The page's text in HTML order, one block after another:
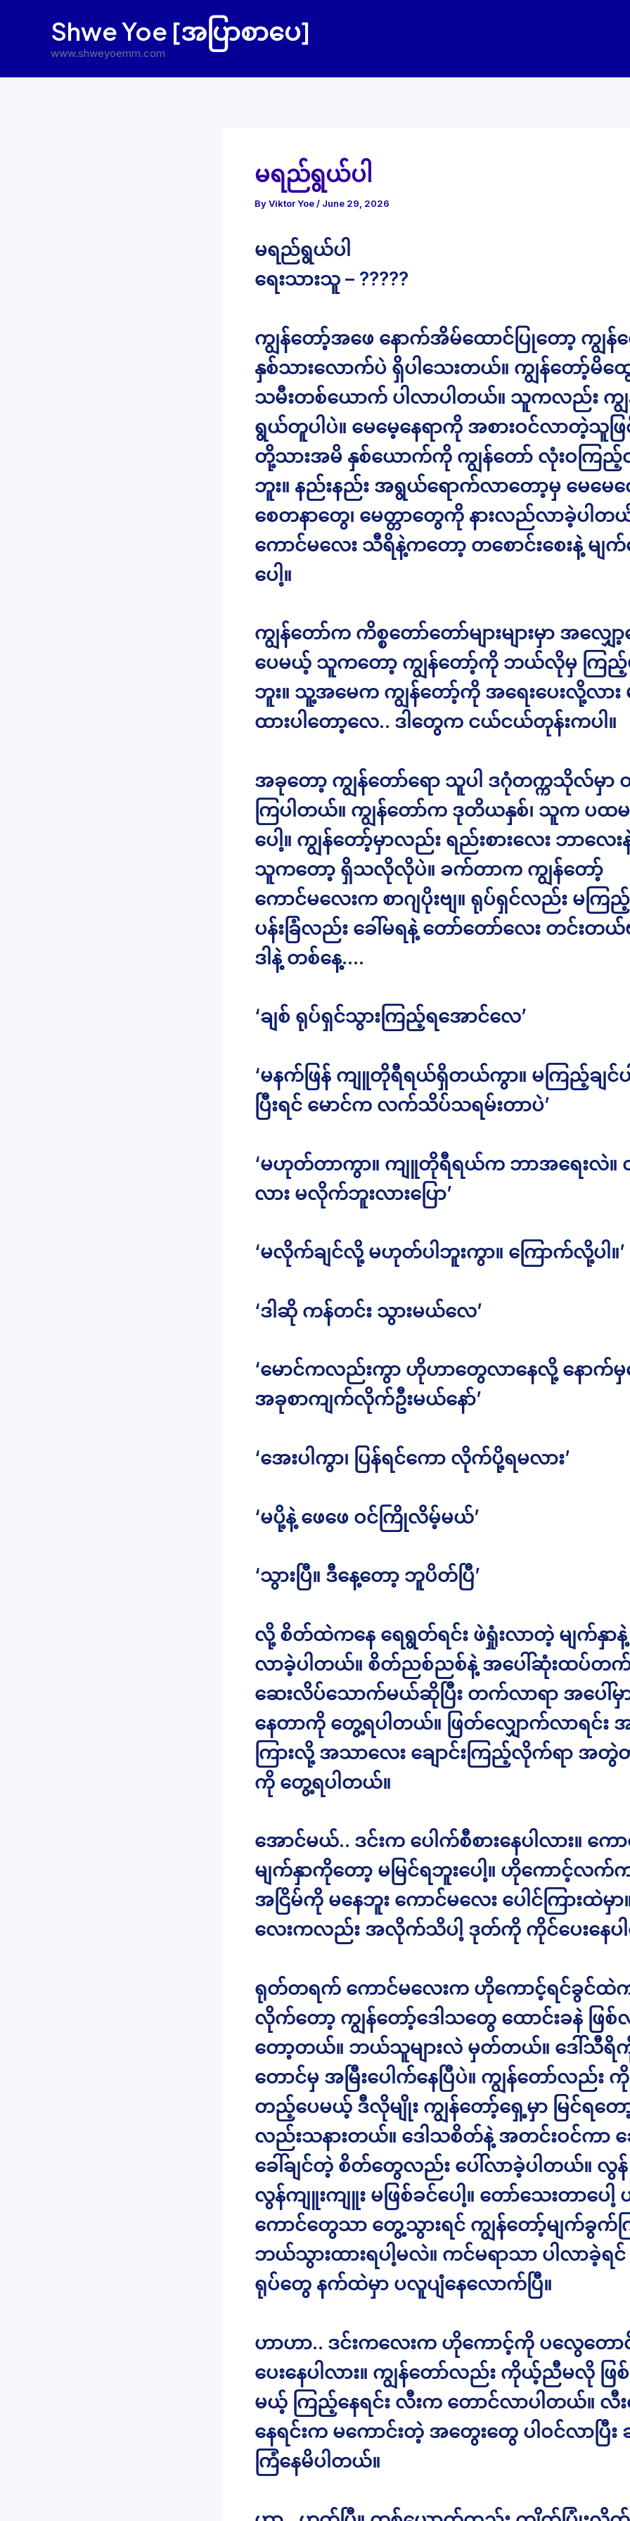
Shwe Yoe [အပြာစာပေ]
www.shweyoemm.com
မရည်ရွယ်ပါ
ByViktor Yoe/ June 29, 2026
မရည်ရွယ်ပါ
ရေးသားသူ – ?????
ကျွန်တော့်အဖေ နောက်အိမ်ထောင်ပြုတော့ ကျွန်
နှစ်သားလောက်ပဲ ရှိပါသေးတယ်။ ကျွန်တော့်မိထွေ
သမီးတစ်ယောက် ပါလာပါတယ်။ သူကလည်း ကျွ
ရွယ်တူပါပဲ။ မေမေ့နေရာကို အစားဝင်လာတဲ့သူဖ
တို့သားအမိ နှစ်ယောက်ကို ကျွန်တော် လုံးဝကြည့်
ဘူး။ နည်းနည်း အရွယ်ရောက်လာတော့မှ မေမေ
စေတနာတွေ၊ မေတ္တာတွေကို နားလည်လာခဲ့ပါတ
ကောင်မလေး သီရိနဲ့ကတော့ တစောင်းစေးနဲ့ မျက်ခ
ပေါ့။
ကျွန်တော်က ကိစ္စတော်တော်များများမှာ အလျှော့
ပေမယ့် သူကတော့ ကျွန်တော့်ကို ဘယ်လိုမှ ကြည့်
ဘူး။ သူ့အမေက ကျွန်တော့်ကို အရေးပေးလို့လား
ထားပါတော့လေ.. ဒါတွေက ငယ်ငယ်တုန်းကပါ။
အခုတော့ ကျွန်တော်ရော သူပါ ဒဂုံတက္ကသိုလ်မှာ
ကြပါတယ်။ ကျွန်တော်က ဒုတိယနှစ်၊ သူက ပထ
ပေါ့။ ကျွန်တော့်မှာလည်း ရည်းစားလေး ဘာလေးနဲ့
သူကတော့ ရှိသလိုလိုပဲ။ ခက်တာက ကျွန်တော့်
ကောင်မလေးက စာဂျပိုးဗျ။ ရုပ်ရှင်လည်း မကြ
ပန်းခြံလည်း ခေါ်မရနဲ့ တော်တော်လေး တင်းတယ်ဗ
ဒါနဲ့ တစ်နေ့….
‘ချစ် ရုပ်ရှင်သွားကြည့်ရအောင်လေ’
‘မနက်ဖြန် ကျူတိုရီရယ်ရှိတယ်ကွာ။ မကြည့်ချင်ပ
ပြီးရင် မောင်က လက်သိပ်သရမ်းတာပဲ’
‘မဟုတ်တာကွာ။ ကျူတိုရီရယ်က ဘာအရေးလဲ။
လား မလိုက်ဘူးလားပြော’
‘မလိုက်ချင်လို့ မဟုတ်ပါဘူးကွာ။ ကြောက်လို့ပါ။’
‘ဒါဆို ကန်တင်း သွားမယ်လေ’
‘မောင်ကလည်းကွာ ဟိုဟာတွေလာနေလို့ နောက်မှ
အခုစာကျက်လိုက်ဦးမယ်နော်’
‘အေးပါကွာ၊ ပြန်ရင်ကော လိုက်ပို့ရမလား’
‘မပို့နဲ့ ဖေဖေ ဝင်ကြိုလိမ့်မယ်’
‘သွားပြီ။ ဒီနေ့တော့ ဘူပိတ်ပြီ’
လို့ စိတ်ထဲကနေ ရေရွတ်ရင်း ဖဲရှုံးလာတဲ့ မျက်နှာ
လာခဲ့ပါတယ်။ စိတ်ညစ်ညစ်နဲ့ အပေါ်ဆုံးထပ်တက်
ဆေးလိပ်သောက်မယ်ဆိုပြီး တက်လာရာ အပေါ်မှ
နေတာကို တွေ့ရပါတယ်။ ဖြတ်လျှောက်လာရင်း
ကြားလို့ အသာလေး ချောင်းကြည့်လိုက်ရာ အ
ကို တွေ့ရပါတယ်။
အောင်မယ်.. ဒင်းက ပေါက်စီစားနေပါလား။ ကေ
မျက်နှာကိုတော့ မမြင်ရဘူးပေါ့။ ဟိုကောင့်လ
အငြိမ်ကို မနေဘူး ကောင်မလေး ပေါင်ကြားထဲမှာ
လေးကလည်း အလိုက်သိပါ့ ဒုတ်ကို ကိုင်ပေးနေပါ
ရုတ်တရက် ကောင်မလေးက ဟိုကောင့်ရင်ခွင်ထဲ
လိုက်တော့ ကျွန်တော့်ဒေါသတွေ ထောင်းခနဲ ဖြစ်
တော့တယ်။ ဘယ်သူများလဲ မှတ်တယ်။ ဒေါ်သီရိကို
တောင်မှ အမြီးပေါက်နေပြီပဲ။ ကျွန်တော်လည်း
တည့်ပေမယ့် ဒီလိုမျိုး ကျွန်တော့်ရှေ့မှာ မြင်ရတေ
လည်းသနားတယ်။ ဒေါသစိတ်နဲ့ အတင်းဝင်ကာ
ခေါ်ချင်တဲ့ စိတ်တွေလည်း ပေါ်လာခဲ့ပါတယ်။ လွန်
လွန်ကျူးကျူး မဖြစ်ခင်ပေါ့။ တော်သေးတာပေါ့
ကောင်တွေသာ တွေ့သွားရင် ကျွန်တော့်မျက်ခွက်က
ဘယ်သွားထားရပါ့မလဲ။ ကင်မရာသာ ပါလာခဲ့ရင်
ရုပ်တွေ နက်ထဲမှာ ပလူပျံနေလောက်ပြီ။
ဟာဟာ.. ဒင်းကလေးက ဟိုကောင့်ကို ပလွေတော
ပေးနေပါလား။ ကျွန်တော်လည်း ကိုယ့်ညီမလို ဖြစ်
မယ့် ကြည့်နေရင်း လီးက တောင်လာပါတယ်။ လီ
နေရင်းက မကောင်းတဲ့ အတွေးတွေ ပါဝင်လာပြီး
ကြံနေမိပါတယ်။